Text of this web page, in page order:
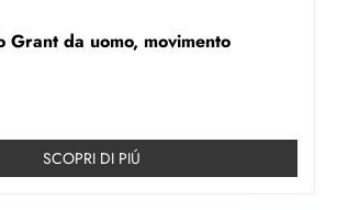
Grant da uomo, movimento
SCOPRI DI PIÚ